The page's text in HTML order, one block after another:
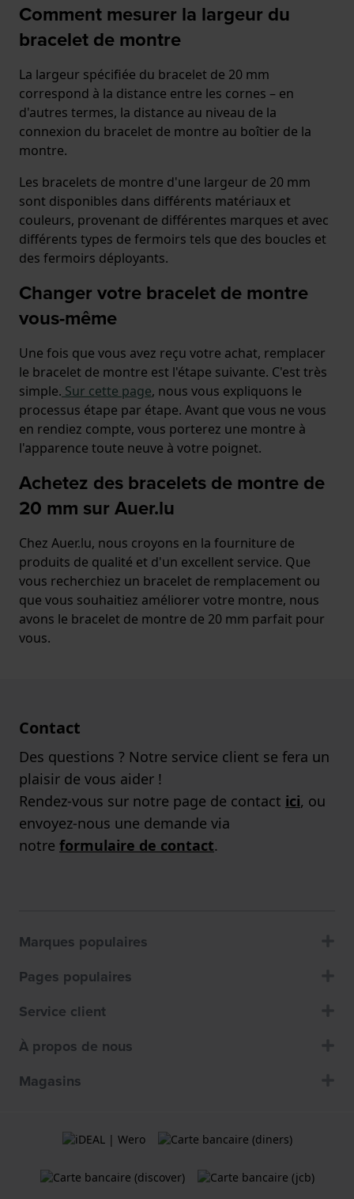
Comment mesurer la largeur du
bracelet de montre
La largeur spécifiée du bracelet de 20 mm
correspond à la distance entre les cornes – en
d'autres termes, la distance au niveau de la
connexion du bracelet de montre au boîtier de la
montre.
Les bracelets de montre d'une largeur de 20 mm
sont disponibles dans différents matériaux et
couleurs, provenant de différentes marques et avec
différents types de fermoirs tels que des boucles et
des fermoirs déployants.
Changer votre bracelet de montre
vous-même
Une fois que vous avez reçu votre achat, remplacer
le bracelet de montre est l'étape suivante. C'est très
simple. Sur cette page, nous vous expliquons le
processus étape par étape. Avant que vous ne vous
en rendiez compte, vous porterez une montre à
l'apparence toute neuve à votre poignet.
Achetez des bracelets de montre de
20 mm sur Auer.lu
Chez Auer.lu, nous croyons en la fourniture de
produits de qualité et d'un excellent service. Que
vous recherchiez un bracelet de remplacement ou
que vous souhaitiez améliorer votre montre, nous
avons le bracelet de montre de 20 mm parfait pour
vous.
Contact
Des questions ? Notre service client se fera un
plaisir de vous aider !
Rendez-vous sur notre page de contact ici, ou
envoyez-nous une demande via
notre formulaire de contact.
Marques populaires
Pages populaires
Service client
À propos de nous
Magasins